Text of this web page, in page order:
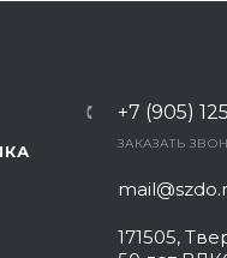
+7 (905)
ЗАКАЗАТЬ
171505,